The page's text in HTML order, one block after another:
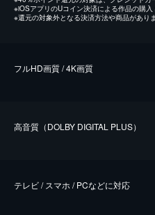
※iOSアプリのUコイン決済による作品の購
※還元の対象外となる決済方法や商品があり
フルHD画質 / 4K画質
⾼⾳質（DOLBY DIGITAL PLUS）
テレビ / スマホ / PCなどに対応